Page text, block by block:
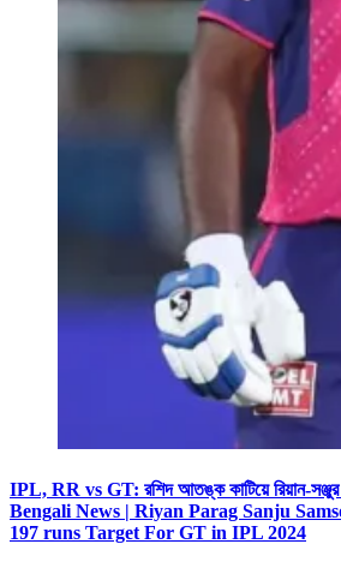
IPL, RR vs GT: রশিদ আতঙ্ক কাটিয়ে রিয়ান-সঞ্জুর
Bengali News | Riyan Parag Sanju
197 runs Target For GT in IPL 2024